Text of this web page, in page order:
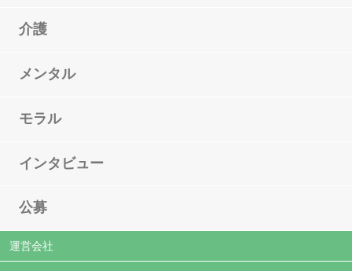
介護
メンタル
モラル
インタビュー
公募
運営会社